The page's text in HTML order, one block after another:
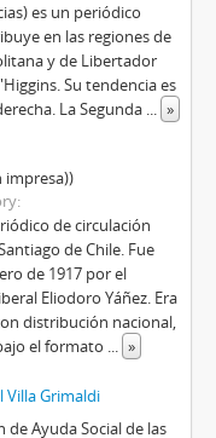
es un periódico
en las regiones de
y de Libertador
Su tendencia es
La Segunda ... »
impresa))
de circulación
de Chile. Fue
de 1917 por el
Eliodoro Yáñez. Era
distribución nacional,
el formato ... »
Villa Grimaldi
de Ayuda Social de las